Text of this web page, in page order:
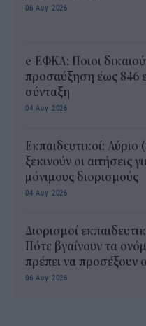
06 Αυγ 2026
e-ΕΦΚΑ: Ποιοι
προσαύξηση έως 846
σύνταξη
04 Αυγ 2026
Εκπαιδευτικοί: Αύριο
ξεκινούν οι αιτήσεις
μόνιμους διορισμούς
04 Αυγ 2026
Διορισμοί
Πότε βγαίνουν τα
πρέπει να προσέξουν
06 Αυγ 2026